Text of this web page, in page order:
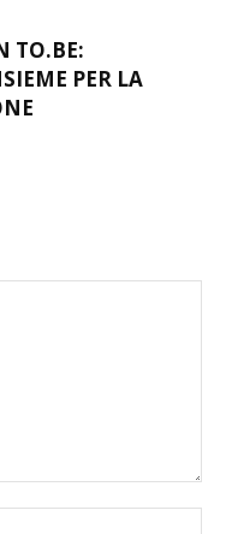
TO.BE:
PER LA